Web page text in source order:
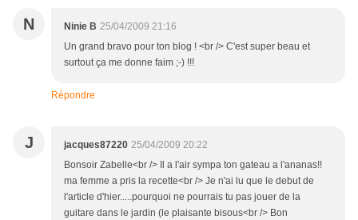
N Ninie B 25/04/2009 21:16
Un grand bravo pour ton blog ! <br /> C'est super beau et
surtout ça me donne faim ;-) !!!
Répondre
J jacques87220 25/04/2009 20:22
Bonsoir Zabelle<br /> Il a l'air sympa ton gateau a l'ananas!!
ma femme a pris la recette<br /> Je n'ai lu que le debut de
l'article d'hier.....pourquoi ne pourrais tu pas jouer de la
guitare dans le jardin (le plaisante bisous<br /> Bon